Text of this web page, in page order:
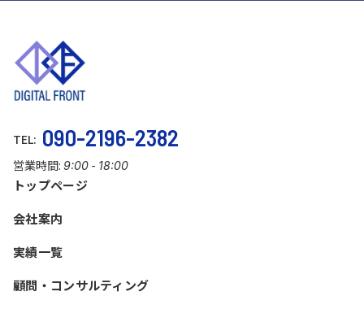
TEL: 090-2196-2382
営業時間: 9:00 - 18:00
トップページ
会社案内
実績一覧
顧問・コンサルティング